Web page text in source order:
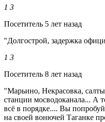
1 3
Посетитель 5 лет назад
"Долгострой, задержка
1 3
Посетитель 8 лет назад
"Марьино, Некрасовка,
станции мосводоканала... А
всё в порядке.... Вы
на своей вонючей Таганке